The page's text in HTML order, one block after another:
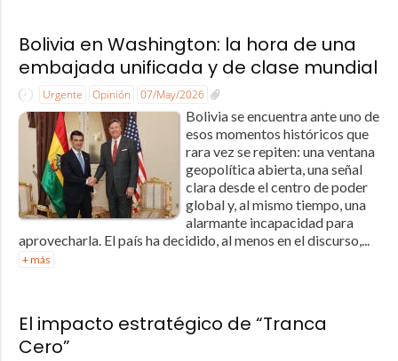
Bolivia en Washington: la hora de una
embajada unificada y de clase mundial
Urgente Opinión 07/May/2026
Bolivia se encuentra ante uno de
esos momentos históricos que
rara vez se repiten: una ventana
geopolítica abierta, una señal
clara desde el centro de poder
global y, al mismo tiempo, una
alarmante incapacidad para
aprovecharla. El país ha decidido, al menos en el discurso,...
+ más
El impacto estratégico de “Tranca
Cero”